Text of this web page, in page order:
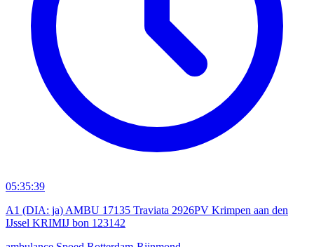
05:35:39
A1 (DIA: ja) AMBU 17135 Traviata 2926PV Krimpen aan den
IJssel KRIMIJ bon 123142